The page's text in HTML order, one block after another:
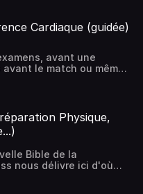
Cardiaque (guidée)
avant une
le match ou même
Voici une session
que pour toi ! Le
et ainsi diminuer ton
te plaît en DM
si je publie l'épisode
Physique,
Bible de la
nous délivre ici d'où
! Mais quel est son
lactique existe-t-il